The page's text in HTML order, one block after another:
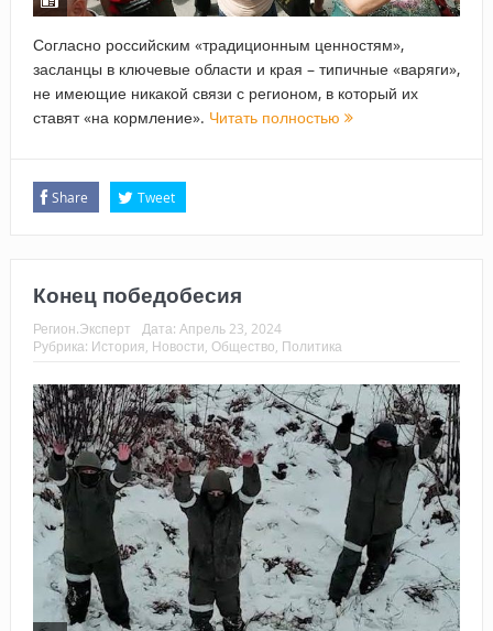
Согласно российским «традиционным ценностям»,
засланцы в ключевые области и края – типичные «варяги»,
не имеющие никакой связи с регионом, в который их
ставят «на кормление». Читать полностью
Share Tweet
Конец победобесия
Регион.Эксперт Дата: Апрель 23, 2024
Рубрика: История Новости Общество Политика